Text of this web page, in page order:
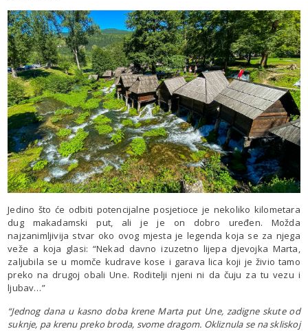
Jedino što će odbiti potencijalne posjetioce je nekoliko kilometara
dug makadamski put, ali je je on dobro uređen. Možda
najzanimljivija stvar oko ovog mjesta je legenda koja se za njega
veže a koja glasi: “Nekad davno izuzetno lijepa djevojka Marta,
zaljubila se u momče kudrave kose i garava lica koji je živio tamo
preko na drugoj obali Une. Roditelji njeni ni da čuju za tu vezu i
ljubav…”
“Jednog dana u kasno doba krene Marta put Une, zadigne skute od
suknje, pa krenu preko broda, svome dragom. Okliznula se na skliskoj